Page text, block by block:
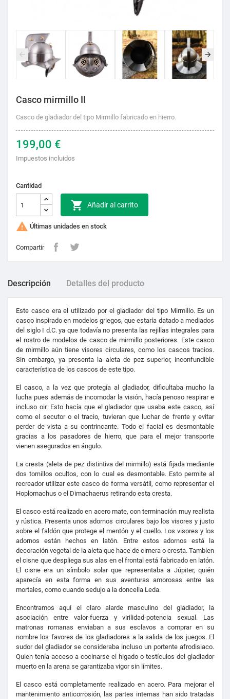
Casco mirmillo II
Casco de gladiador del tipo Mirmillo fabricado en hierro.
199,00 €
Impuestos incluidos
Cantidad
 Añadir al carrito
 Últimas unidades en stock
Compartir
Descripción Detalles del producto
Este casco era el utilizado por el gladiador del tipo Mirmillo. Es un
casco inspirado en modelos griegos, que estaría datado a mediados
del siglo I d.C. ya que todavía no presenta las rejillas integrales para
el rostro de modelos de casco de mirmillo posteriores. Este casco
de mirmillo aún tiene visores circulares, como los cascos tracios.
Sin embargo, ya presenta la aleta de pez superior, inconfundible
característica de los cascos de este tipo.
El casco, a la vez que protegía al gladiador, dificultaba mucho la
lucha pues además de incomodar la visión, hacía penoso respirar e
incluso oir. Esto hacía que el gladiador que usaba este casco, así
como el secutor o el tracio, tuvieran que luchar de frente y evitar
perder de vista a su contrincante. Todo el facial es desmontable
gracias a los pasadores de hierro, que para el mejor transporte
vienen asegurados en ángulo.
La cresta (aleta de pez distintiva del mirmillo) está fijada mediante
dos tornillos ocultos, con lo cual es desmontable. Esto permite al
recreador utilizar este casco de forma versátil, como representar el
Hoplomachus o el Dimachaerus retirando esta cresta.
El casco está realizado en acero mate, con terminación muy realista
y rústica. Presenta unos adornos circulares bajo los visores y justo
sobre el faldón que protege el mentón y el cuello. Los visores y los
adornos están hechos en latón. Entre estos adornos está la
decoración vegetal de la aleta que hace de cimera o cresta. Tambien
el cisne que despliega sus alas en el frontal está fabricado en latón.
El cisne era un símbolo solar que representaba a Júpiter, quién
aparecía en esta forma en sus aventuras amorosas entre las
mortales, como cuando sedujo a la doncella Leda.
Encontramos aquí el claro alarde masculino del gladiador, la
asociación entre valor-fuerza y virilidad-potencia sexual. Las
matronas romanas enviaban a sus esclavos a comprar en su
nombre los favores de los gladiadores a la salida de los juegos. El
sudor del gladiador se consideraba incluso un portente afrodisiaco.
Quien tenía acceso a cocinarse el higado o testículos del gladiador
muerto en la arena se garantizaba vigor sin límites.
El casco está completamente realizado en acero. Para mejorar el
mantenimiento anticorrosión, las partes internas han sido tratadas